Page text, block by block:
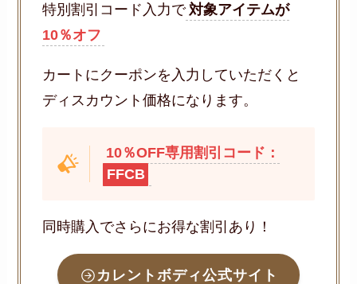
特別割引コード入力で 対象アイテムが
10％オフ
カートにクーポンを入力していただくと
ディスカウント価格になります。
10％OFF専用割引コード：
FFCB
同時購入でさらにお得な割引あり！
カレントボディ公式サイト